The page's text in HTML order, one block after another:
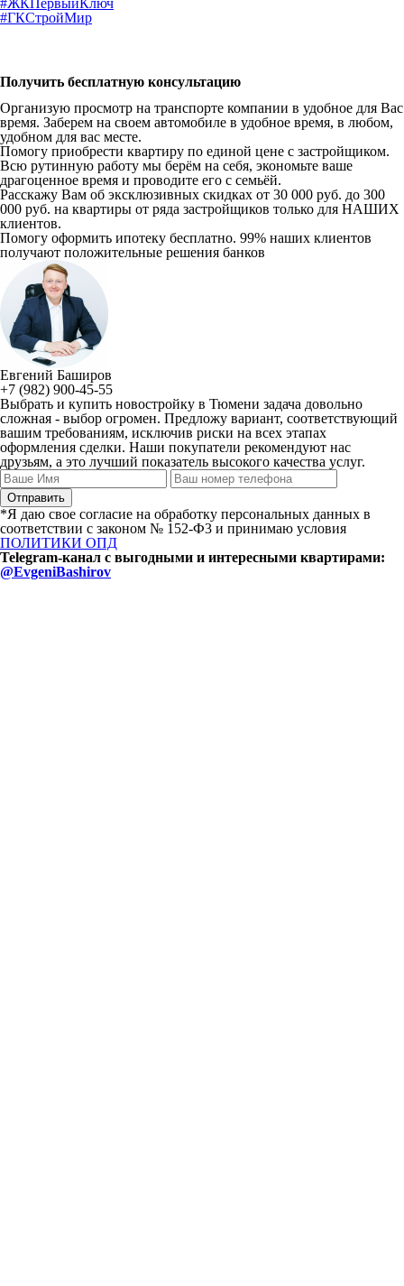
#ЖКПервыйКлюч
#ГКСтройМир
Получить бесплатную консультацию
Организую просмотр на транспорте компании в удобное для Вас
время. Заберем на своем автомобиле в удобное время, в любом,
удобном для вас месте.
Помогу приобрести квартиру по единой цене с застройщиком.
Всю рутинную работу мы берём на себя, экономьте ваше
драгоценное время и проводите его с семьёй.
Расскажу Вам об эксклюзивных скидках от 30 000 руб. до 300
000 руб. на квартиры от ряда застройщиков только для НАШИХ
клиентов.
Помогу оформить ипотеку бесплатно. 99% наших клиентов
получают положительные решения банков
Евгений Баширов
+7 (982) 900-45-55
Выбрать и купить новостройку в Тюмени задача довольно
сложная - выбор огромен. Предложу вариант, соответствующий
вашим требованиям, исключив риски на всех этапах
оформления сделки. Наши покупатели рекомендуют нас
друзьям, а это лучший показатель высокого качества услуг.
*Я даю свое согласие на обработку персональных данных в
соответствии с законом № 152-Ф3 и принимаю условия
ПОЛИТИКИ ОПД
Telegram-канал с выгодными и интересными квартирами:
@EvgeniBashirov